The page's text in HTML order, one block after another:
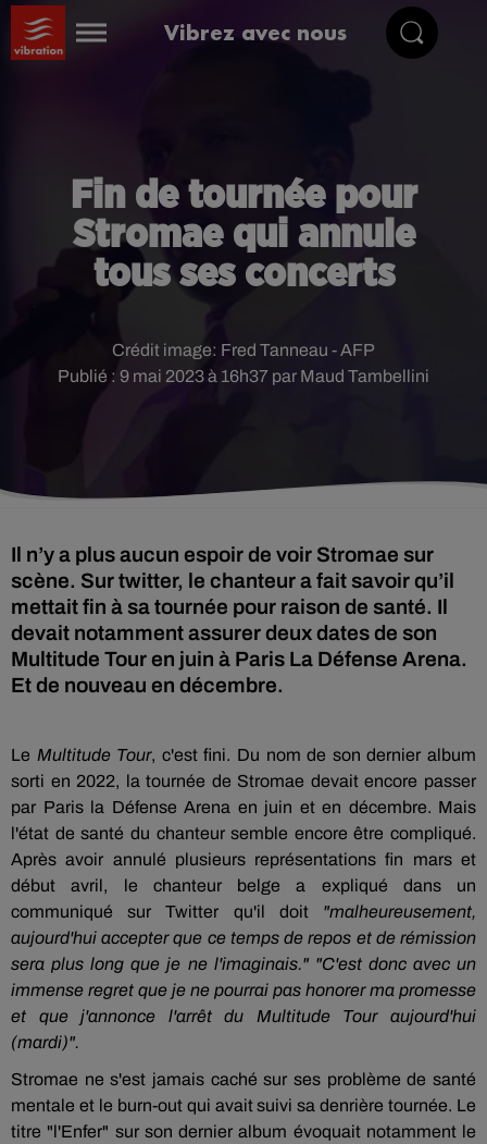
Vibrez avec nous
Fin de tournée pour
Stromae qui annule
tous ses concerts
Publié : 9 mai 2023 à 16h37 par Maud Tambellini
Crédit image: Fred Tanneau - AFP
Il n’y a plus aucun espoir de voir Stromae sur
scène. Sur twitter, le chanteur a fait savoir qu’il
mettait fin à sa tournée pour raison de santé. Il
devait notamment assurer deux dates de son
Multitude Tour en juin à Paris La Défense Arena.
Et de nouveau en décembre.
Le Multitude Tour, c'est fini. Du nom de son dernier album
sorti en 2022, la tournée de Stromae devait encore passer
par Paris la Défense Arena en juin et en décembre. Mais
l'état de santé du chanteur semble encore être compliqué.
Après avoir annulé plusieurs représentations fin mars et
début avril, le chanteur belge a expliqué dans un
communiqué sur Twitter qu'il doit "malheureusement,
aujourd'hui accepter que ce temps de repos et de rémission
sera plus long que je ne l'imaginais." "C'est donc avec un
immense regret que je ne pourrai pas honorer ma promesse
et que j'annonce l'arrêt du Multitude Tour aujourd'hui
(mardi)".
Stromae ne s'est jamais caché sur ses problème de santé
mentale et le burn-out qui avait suivi sa denrière tournée. Le
titre "l'Enfer" sur son dernier album évoquait notamment le